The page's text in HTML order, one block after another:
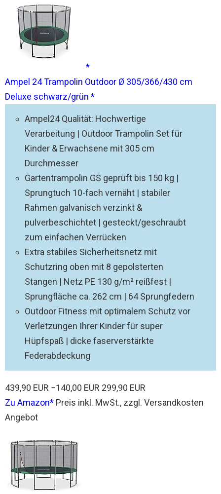
Ampel 24 Trampolin Outdoor Ø 305/366/430 cm
Deluxe schwarz/grün
Ampel24 Qualität: Hochwertige
Verarbeitung | Outdoor Trampolin Set für
Kinder & Erwachsene mit 305 cm
Durchmesser
Gartentrampolin GS geprüft bis 150 kg |
Sprungtuch 10-fach vernäht | stabiler
Rahmen galvanisch verzinkt &
pulverbeschichtet | gesteckt/geschraubt
zum einfachen Verrücken
Extra stabiles Sicherheitsnetz mit
Schutzring oben mit 8 gepolsterten
Stangen | Netz PE 130 g/m² reißfest |
Sprungfläche ca. 262 cm | 64 Sprungfedern
Outdoor Fitness mit optimalem Schutz vor
Verletzungen Ihrer Kinder für super
Hüpfspaß | dicke faserverstärkte
Federabdeckung
439,90 EUR −140,00 EUR 299,90 EUR
Zu Amazon
Preis inkl. MwSt., zzgl. Versandkosten
Angebot